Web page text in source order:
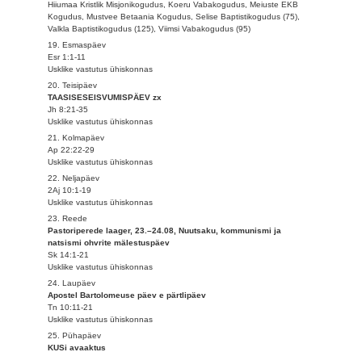
Hiiumaa Kristlik Misjonikogudus, Koeru Vabakogudus, Meiuste EKB
Kogudus, Mustvee Betaania Kogudus, Selise Baptistikogudus (75),
Valkla Baptistikogudus (125), Viimsi Vabakogudus (95)
19. Esmaspäev
Esr 1:1-11
Usklike vastutus ühiskonnas
20. Teisipäev
TAASISESEISVUMISPÄEV zx
Jh 8:21-35
Usklike vastutus ühiskonnas
21. Kolmapäev
Ap 22:22-29
Usklike vastutus ühiskonnas
22. Neljapäev
2Aj 10:1-19
Usklike vastutus ühiskonnas
23. Reede
Pastoriperede laager, 23.–24.08, Nuutsaku, kommunismi ja
natsismi ohvrite mälestuspäev
Sk 14:1-21
Usklike vastutus ühiskonnas
24. Laupäev
Apostel Bartolomeuse päev e pärtlipäev
Tn 10:11-21
Usklike vastutus ühiskonnas
25. Pühapäev
KUSi avaaktus